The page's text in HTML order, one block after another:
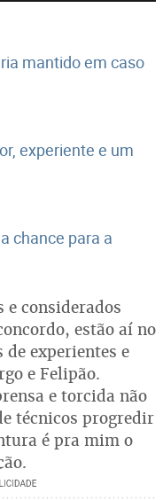
mantido em caso
experiente e um
chance para a
e considerados
estão aí no
experientes e
e Felipão.
e torcida não
técnicos progredir
é pra mim o